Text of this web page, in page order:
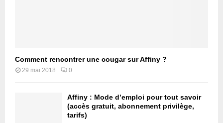
Comment rencontrer une cougar sur Affiny ?
29 mai 2018 0
Affiny : Mode d’emploi pour tout savoir
(accès gratuit, abonnement privilège,
tarifs)